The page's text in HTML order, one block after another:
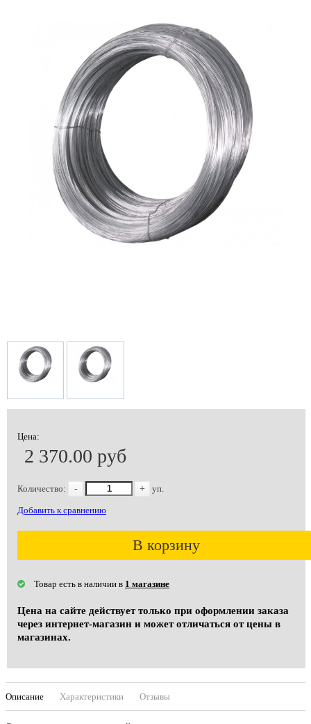
Цена:
2 370.00 руб
Количество: - + уп.
Добавить к сравнению
В корзину
Товар есть в наличии в 1 магазине
Цена на сайте действует только при оформлении заказа
через интернет-магазин и может отличаться от цены в
магазинах.
Описание Характеристики Отзывы